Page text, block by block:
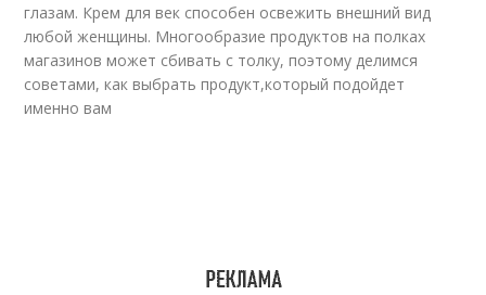
глазам. Крем для век способен освежить внешний вид
любой женщины. Многообразие продуктов на полках
магазинов может сбивать с толку, поэтому делимся
советами, как выбрать продукт,который подойдет
именно вам